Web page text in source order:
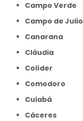
Campo Verde
Campo de Julio
Canarana
Cláudia
Colíder
Comodoro
Cuiabá
Cáceres